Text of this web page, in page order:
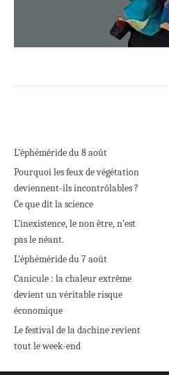
L’éphéméride du 8 août
Pourquoi les feux de végétation
deviennent-ils incontrôlables ?
Ce que dit la science
L’inexistence, le non être, n’est
pas le néant.
L’éphéméride du 7 août
Canicule : la chaleur extrême
devient un véritable risque
économique
Le festival de la dachine revient
tout le week-end